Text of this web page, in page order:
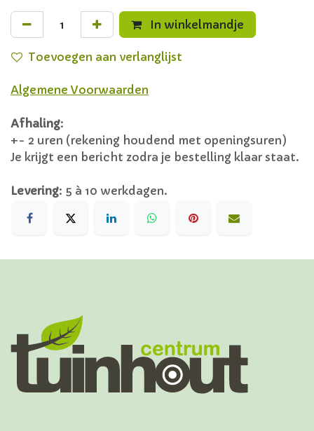
In winkelmandje
Toevoegen aan verlanglijst
Algemene Voorwaarden
Afhaling:
+- 2 uren (rekening houdend met openingsuren)
Je krijgt een bericht zodra je bestelling klaar staat.
Levering: 5 à 10 werkdagen.